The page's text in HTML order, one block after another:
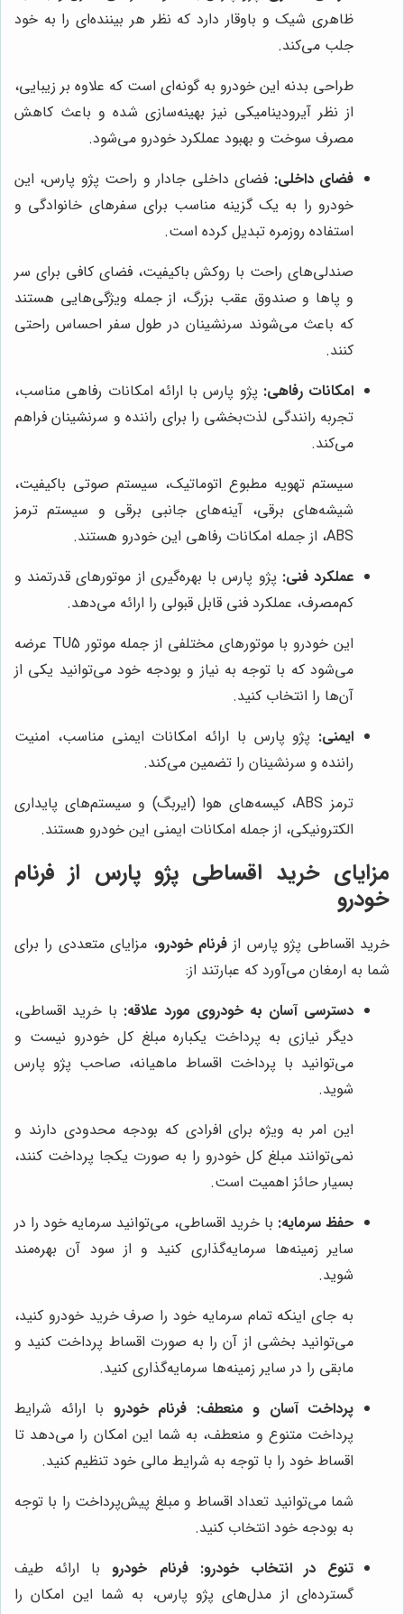
ظاهری شیک و باوقار دارد که نظر هر بیننده‌ای را به خود
جلب می‌کند.
طراحی بدنه این خودرو به گونه‌ای است که علاوه بر زیبایی،
از نظر آیرودینامیکی نیز بهینه‌سازی شده و باعث کاهش
مصرف سوخت و بهبود عملکرد خودرو می‌شود.
فضای داخلی: فضای داخلی جادار و راحت پژو پارس، این
خودرو را به یک گزینه مناسب برای سفرهای خانوادگی و
استفاده روزمره تبدیل کرده است.
صندلی‌های راحت با روکش باکیفیت، فضای کافی برای سر
و پاها و صندوق عقب بزرگ، از جمله ویژگی‌هایی هستند
که باعث می‌شوند سرنشینان در طول سفر احساس راحتی
کنند.
امکانات رفاهی: پژو پارس با ارائه امکانات رفاهی مناسب،
تجربه رانندگی لذت‌بخشی را برای راننده و سرنشینان فراهم
می‌کند.
سیستم تهویه مطبوع اتوماتیک، سیستم صوتی باکیفیت،
شیشه‌های برقی، آینه‌های جانبی برقی و سیستم ترمز
ABS، از جمله امکانات رفاهی این خودرو هستند.
عملکرد فنی: پژو پارس با بهره‌گیری از موتورهای قدرتمند و
کم‌مصرف، عملکرد فنی قابل قبولی را ارائه می‌دهد.
این خودرو با موتورهای مختلفی از جمله موتور TU5 عرضه
می‌شود که با توجه به نیاز و بودجه خود می‌توانید یکی از
آن‌ها را انتخاب کنید.
ایمنی: پژو پارس با ارائه امکانات ایمنی مناسب، امنیت
راننده و سرنشینان را تضمین می‌کند.
ترمز ABS، کیسه‌های هوا (ایربگ) و سیستم‌های پایداری
الکترونیکی، از جمله امکانات ایمنی این خودرو هستند.
مزایای خرید اقساطی پژو پارس از فرنام
خودرو
خرید اقساطی پژو پارس از فرنام خودرو، مزایای متعددی را برای
شما به ارمغان می‌آورد که عبارتند از:
دسترسی آسان به خودروی مورد علاقه: با خرید اقساطی،
دیگر نیازی به پرداخت یکباره مبلغ کل خودرو نیست و
می‌توانید با پرداخت اقساط ماهیانه، صاحب پژو پارس
شوید.
این امر به ویژه برای افرادی که بودجه محدودی دارند و
نمی‌توانند مبلغ کل خودرو را به صورت یکجا پرداخت کنند،
بسیار حائز اهمیت است.
حفظ سرمایه: با خرید اقساطی، می‌توانید سرمایه خود را در
سایر زمینه‌ها سرمایه‌گذاری کنید و از سود آن بهره‌مند
شوید.
به جای اینکه تمام سرمایه خود را صرف خرید خودرو کنید،
می‌توانید بخشی از آن را به صورت اقساط پرداخت کنید و
مابقی را در سایر زمینه‌ها سرمایه‌گذاری کنید.
پرداخت آسان و منعطف: فرنام خودرو با ارائه شرایط
پرداخت متنوع و منعطف، به شما این امکان را می‌دهد تا
اقساط خود را با توجه به شرایط مالی خود تنظیم کنید.
شما می‌توانید تعداد اقساط و مبلغ پیش‌پرداخت را با توجه
به بودجه خود انتخاب کنید.
تنوع در انتخاب خودرو: فرنام خودرو با ارائه طیف
گسترده‌ای از مدل‌های پژو پارس، به شما این امکان را